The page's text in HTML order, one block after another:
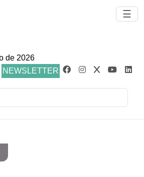
☰
de 2026
NEWSLETTER